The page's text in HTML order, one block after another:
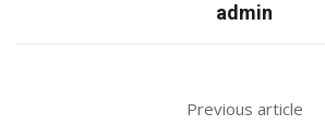
admin
Previous article